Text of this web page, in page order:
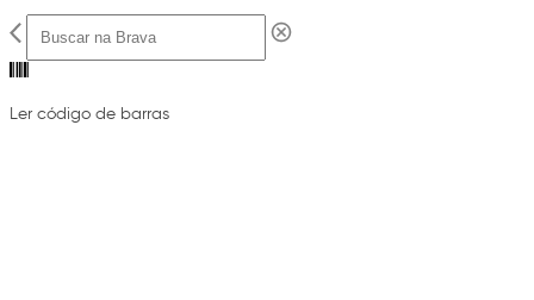
Ler código de barras